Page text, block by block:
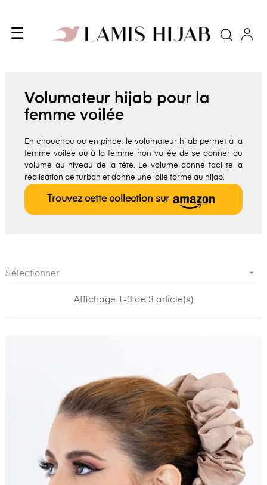
Basculer
☰
Volumateur hijab pour la
femme voilée
En chouchou ou en pince, le volumateur hijab permet à la
femme voilée ou à la femme non voilée de se donner du
volume au niveau de la tête. Le volume donné facilite la
réalisation de turban et donne une jolie forme au hijab.
Trouvez cette collection sur
Sélectionner 
Affichage 1-3 de 3 article(s)